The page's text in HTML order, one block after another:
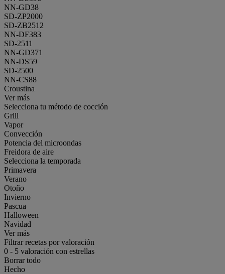
NN-GD38
SD-ZP2000
SD-ZB2512
NN-DF383
SD-2511
NN-GD371
NN-DS59
SD-2500
NN-CS88
Croustina
Ver más
Selecciona tu método de cocción
Grill
Vapor
Convección
Potencia del microondas
Freidora de aire
Selecciona la temporada
Primavera
Verano
Otoño
Invierno
Pascua
Halloween
Navidad
Ver más
Filtrar recetas por valoración
0 - 5 valoración con estrellas
Borrar todo
Hecho